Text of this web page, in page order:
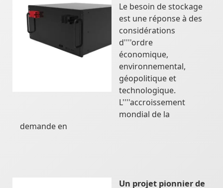
Le besoin de stockage
est une réponse à des
considérations
d''''ordre
économique,
environnemental,
géopolitique et
technologique.
L''''accroissement
mondial de la
demande en
Un projet pionnier de